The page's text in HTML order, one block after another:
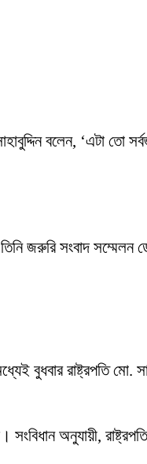
বলেন, ‘এটা তো
জরুরি সংবাদ সম্মেলন
বুধবার রাষ্ট্রপতি মো.
সংবিধান অনুযায়ী,